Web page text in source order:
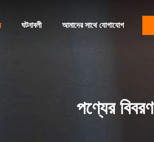
ঘটনাবলী আমাদের সাথে যোগাযোগ
পণ্যের বিবরণ